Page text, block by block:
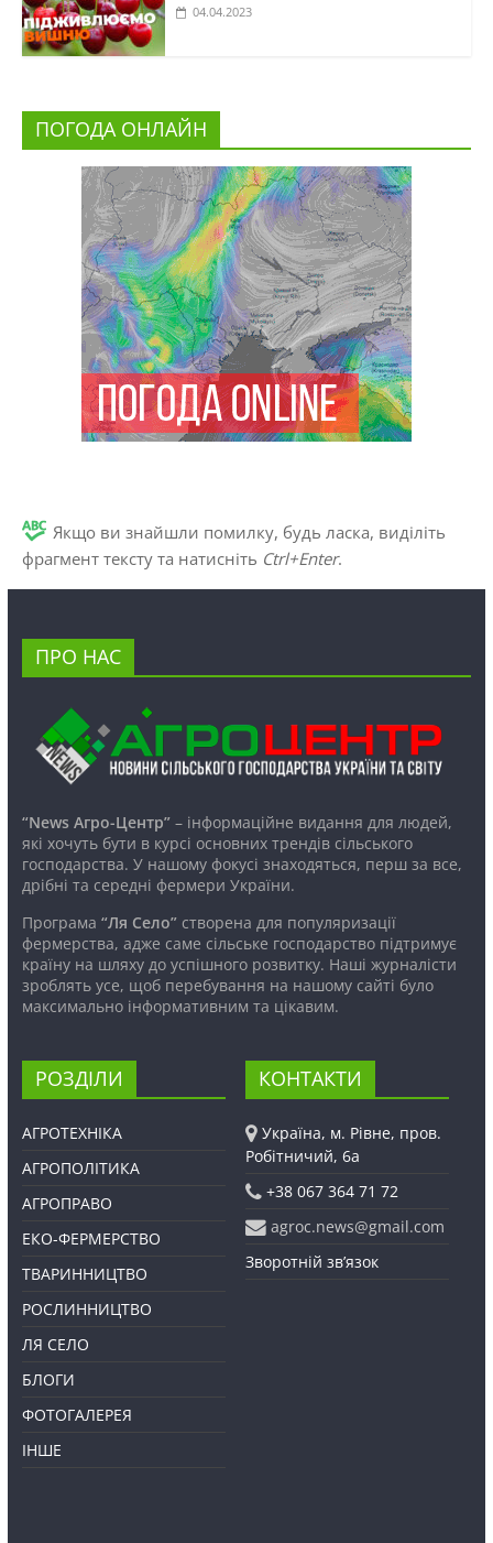
04.04.2023
ПОГОДА ОНЛАЙН
Якщо ви знайшли помилку, будь ласка, виділіть
фрагмент тексту та натисніть Ctrl+Enter.
ПРО НАС
“News Агро-Центр”– інформаційне видання для людей,
які хочуть бути в курсі основних трендів сільського
господарства. У нашому фокусі знаходяться, перш за все,
дрібні та середні фермери України.
Програма “Ля Село”створена для популяризації
фермерства, адже саме сільське господарство підтримує
країну на шляху до успішного розвитку. Наші журналісти
зроблять усе, щоб перебування на нашому сайті було
максимально інформативним та цікавим.
РОЗДІЛИ
АГРОТЕХНІКА
АГРОПОЛІТИКА
АГРОПРАВО
ЕКО-ФЕРМЕРСТВО
ТВАРИННИЦТВО
РОСЛИННИЦТВО
ЛЯ СЕЛО
БЛОГИ
ФОТОГАЛЕРЕЯ
ІНШЕ
КОНТАКТИ
Україна, м. Рівне, пров.
Робітничий, 6а
+38 067 364 71 72
agroc.news@gmail.com
Зворотній зв’язок